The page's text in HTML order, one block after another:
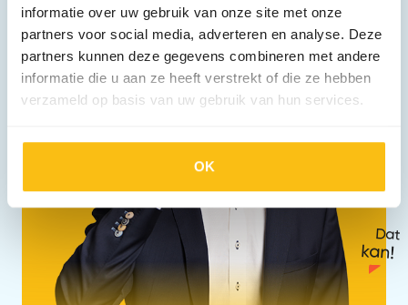
informatie over uw gebruik van onze site met onze
partners voor social media, adverteren en analyse. Deze
partners kunnen deze gegevens combineren met andere
informatie die u aan ze heeft verstrekt of die ze hebben
verzameld op basis van uw gebruik van hun services.
OK
Dat
kan!